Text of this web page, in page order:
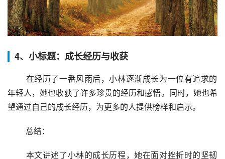
4、小标题：成长经历与收获
年轻人，她也收获了许多珍贵的经历和感悟。同时，她也希
望通过自己的成长经历，为更多的人提供榜样和启示。
总结：